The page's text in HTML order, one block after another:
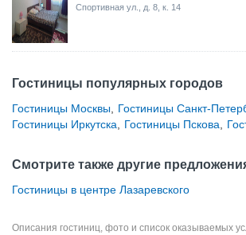
Спортивная ул., д. 8, к. 14
Гостиницы популярных городов
Гостиницы Москвы Гостиницы Санкт-
Гостиницы Иркутска
Гостиницы Пскова
Смотрите также другие
Гостиницы в центре Лазаревского
Описания гостиниц, фото и список оказываемых